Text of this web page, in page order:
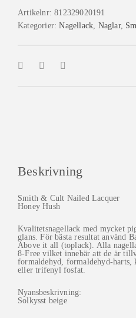
Artikelnr:812329020191
Kategorier:Nagellack, Naglar,
Beskrivning
Smith & Cult Nailed Lacquer
Honey Hush
Kvalitetsnagellack med mycket
glans. För bästa resultat använd
Above it all (toplack). Alla
8-Free vilket innebär att de är
formaldehyd, formaldehyd-
eller trifenyl fosfat.
Nyansbeskrivning:
Solkysst beige